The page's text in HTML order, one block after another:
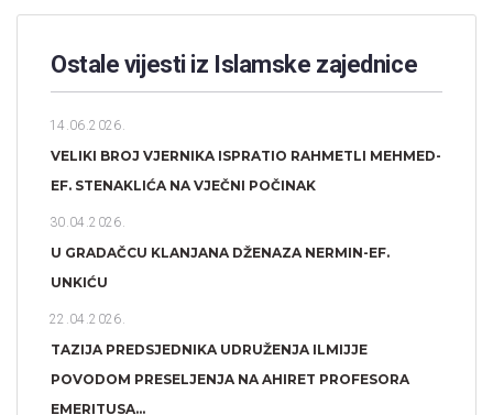
Ostale vijesti iz Islamske zajednice
14.06.2026.
VELIKI BROJ VJERNIKA ISPRATIO RAHMETLI MEHMED-
EF. STENAKLIĆA NA VJEČNI POČINAK
30.04.2026.
U GRADAČCU KLANJANA DŽENAZA NERMIN-EF.
UNKIĆU
22.04.2026.
TAZIJA PREDSJEDNIKA UDRUŽENJA ILMIJJE
POVODOM PRESELJENJA NA AHIRET PROFESORA
EMERITUSA...